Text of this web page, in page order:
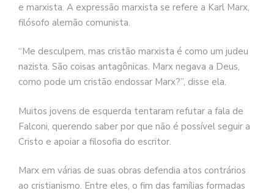
e marxista. A expressão marxista se refere a Karl Marx,
filósofo alemão comunista.
“Me desculpem, mas cristão marxista é como um judeu
nazista. São coisas antagônicas. Marx negava a Deus,
como pode um cristão endossar Marx?”, disse ela.
Muitos jovens de esquerda tentaram refutar a fala de
Falconi, querendo saber por que não é possível seguir a
Cristo e apoiar a filosofia do escritor.
Marx em várias de suas obras defendia atos contrários
ao cristianismo. Entre eles, o fim das famílias formadas